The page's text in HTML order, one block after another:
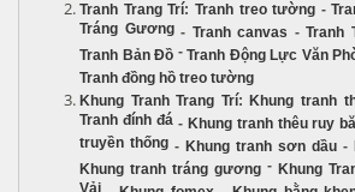
Tranh Trang Trí: Tranh treo tường -
Tráng Gương- Tranh canvas - Tranh
Tranh Bản Đồ -Tranh Động Lực Văn
Tranh đồng hồ treo tường
Khung Tranh Trang Trí: Khung tranh
Tranh đính đá- Khung tranh thêu ruy
truyền thống - Khung tranh sơn dầu -
Khung tranh tráng gương - Khung